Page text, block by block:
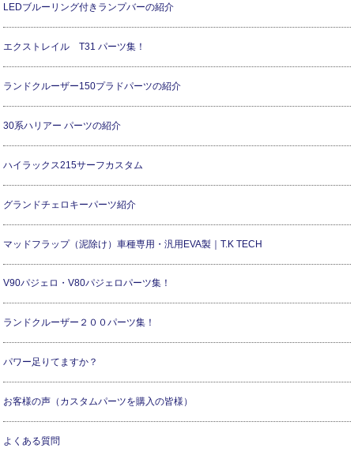
LEDブルーリング付きランプバーの紹介
エクストレイル T31 パーツ集！
ランドクルーザー150プラドパーツの紹介
30系ハリアー パーツの紹介
ハイラックス215サーフカスタム
グランドチェロキーパーツ紹介
マッドフラップ（泥除け）車種専用・汎用EVA製｜T.K TECH
V90パジェロ・V80パジェロパーツ集！
ランドクルーザー２００パーツ集！
パワー足りてますか？
お客様の声（カスタムパーツを購入の皆様）
よくある質問